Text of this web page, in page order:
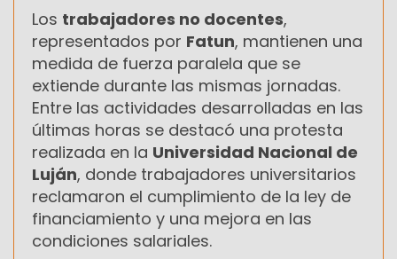
Los trabajadores no docentes,
representados por Fatun, mantienen una
medida de fuerza paralela que se
extiende durante las mismas jornadas.
Entre las actividades desarrolladas en las
últimas horas se destacó una protesta
realizada en la Universidad Nacional de
Luján, donde trabajadores universitarios
reclamaron el cumplimiento de la ley de
financiamiento y una mejora en las
condiciones salariales.